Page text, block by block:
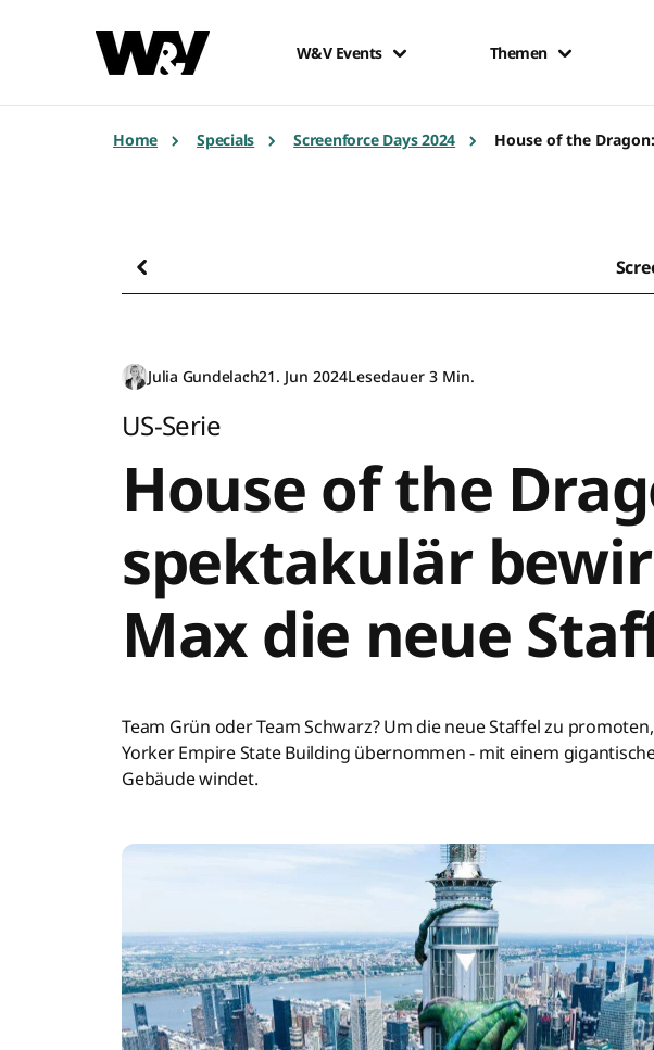
W&V Events Themen
Home Specials Screenforce Days 2024 House of the
Julia Gundelach21. Jun 2024Lesedauer 3 Min.
US-Serie
House of the
spektakulär
Max die neue
Team Grün oder Team Schwarz? Um die neue Staffel zu
Yorker Empire State Building übernommen - mit einem
Gebäude windet.